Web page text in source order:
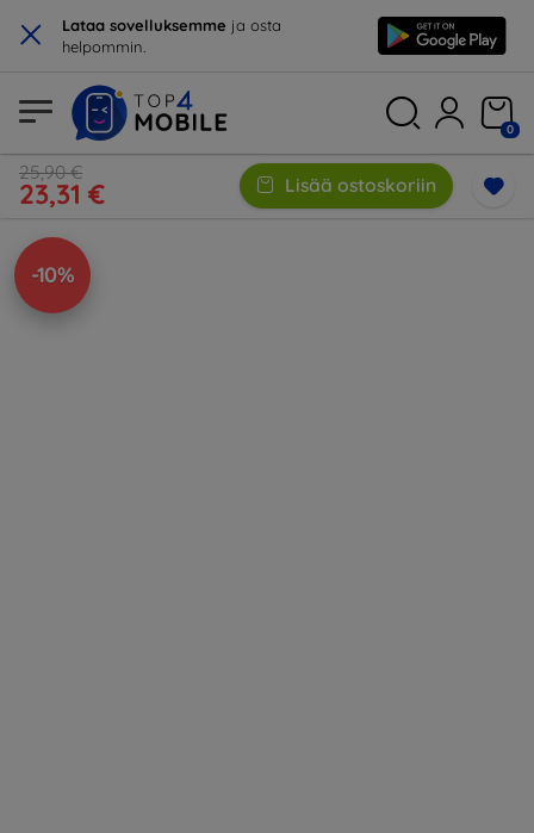
× Lataa sovelluksemme ja osta
helpommin.
0
25,90 €
23,31 € Lisää ostoskoriin
-10%